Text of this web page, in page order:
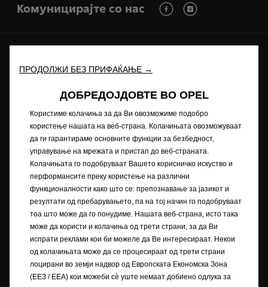
Комуницирајте со нас
Заштитен знак и авторски права
Изјава за приватност
Рециклирање
Opel во светот
Декларации за сообразност
Контакт
Технички информации
Согласност за колачиња
Сликата може да прикажува додатна опрема.
Описите и илустрациите на карактеристиките може да се однесуваат
или да покажуваат опционална опрема што не е вклучена во
стандардната испорака. Содржаните информации беа точни за
во дизајнот и опремата. Прикажаните бои се приближни на
вистинските бои. Илустрираната дополнителна опрема е достапна
со дополнителна наплата. Достапноста, техничките карактеристики
ПРОДОЛЖИ БЕЗ ПРИФАЌАЊЕ →
ДОБРЕДОЈДОВТЕ ВО OPEL
Користиме колачиња за да Ви овозможиме подобро
користење нашата на веб-страна. Колачињата овозможуваат
да ги гарантираме основните функции за безбедност,
управување на мрежата и пристап до веб-страната.
Колачињата го подобруваат Вашето корисничко искуство и
перформансите преку користење на различни
функционалности како што се: препознавање за јазикот и
резултати од пребарувањето, па на тој начин го подобруваат
тоа што може да го понудиме. Нашата веб-страна, исто така
може да користи и колачиња од трети страни, за да Ви
испрати реклами кои би можеле да Ве интересираат. Некои
од колачињата може да се процесираат од трети страни
лоцирани во земји надвор од Европската Економска Зона
(ЕЕЗ / EEA) кои можеби сѐ уште немаат добиено одлука за